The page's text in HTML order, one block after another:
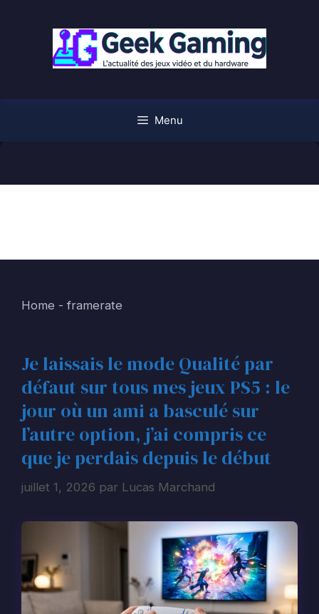
Menu
Home - framerate
Je laissais le mode Qualité par
défaut sur tous mes jeux PS5 : le
jour où un ami a basculé sur
l’autre option, j’ai compris ce
que je perdais depuis le début
juillet 1, 2026 par Lucas Marchand